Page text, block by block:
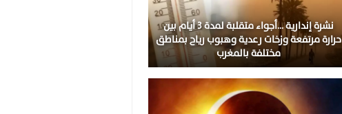
نشرة إندارية …أجواء متقلبة لمدة 3 أيام بين
حرارة مرتفعة وزخات رعدية وهبوب رياح بمناطق
مختلفة بالمغرب